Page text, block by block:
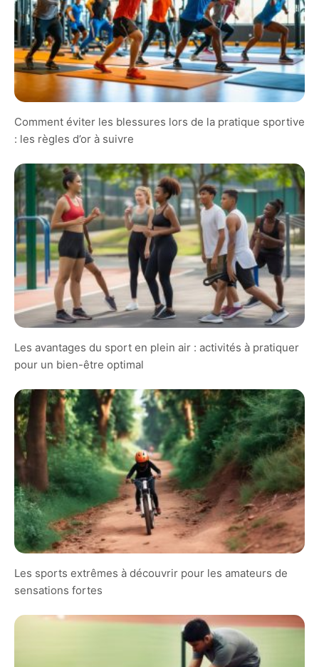
Comment éviter les blessures lors de la pratique sportive
: les règles d’or à suivre
Les avantages du sport en plein air : activités à pratiquer
pour un bien-être optimal
Les sports extrêmes à découvrir pour les amateurs de
sensations fortes